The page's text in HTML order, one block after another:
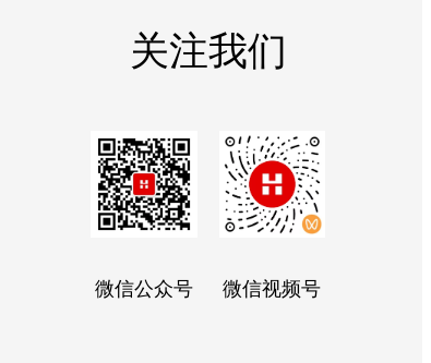
关注我们
微信公众号 微信视频号